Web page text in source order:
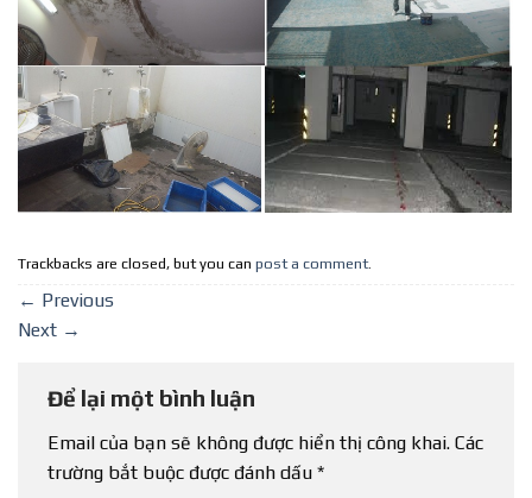
Trackbacks are closed, but you can post a comment.
← Previous
Next →
Để lại một bình luận
Email của bạn sẽ không được hiển thị công khai. Các
trường bắt buộc được đánh dấu *